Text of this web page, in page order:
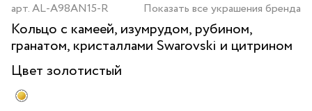
арт.AL-A98AN15-R Показать все украшения бренда
Кольцо с камеей, изумрудом, рубином,
гранатом, кристаллами Swarovski и цитрином
Цвет золотистый